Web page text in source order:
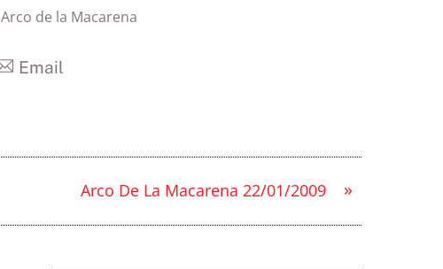
Arco de la Macarena
Email
»
Arco De La Macarena 22/01/2009